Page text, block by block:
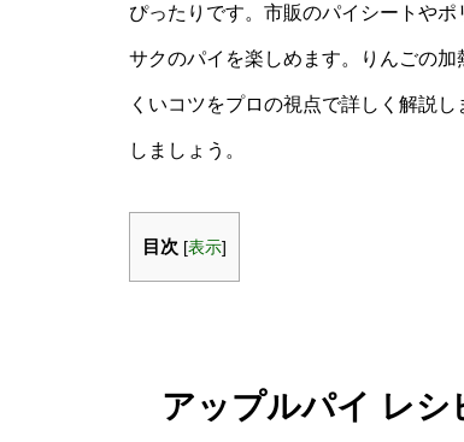
ぴったりです。市販のパイシートや
サクのパイを楽しめます。りんごの
くいコツをプロの視点で詳しく解説
しましょう。
目次 [表示]
アップルパイ レシ